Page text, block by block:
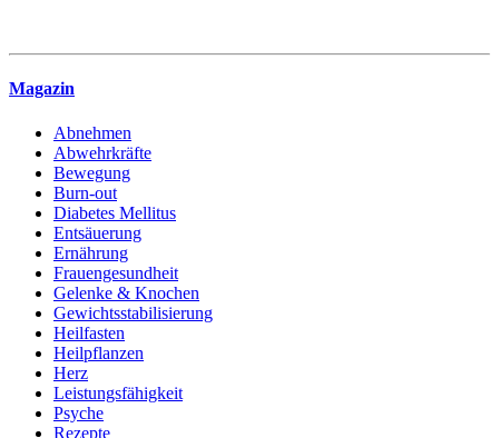
Magazin
Abnehmen
Abwehrkräfte
Bewegung
Burn-out
Diabetes Mellitus
Entsäuerung
Ernährung
Frauengesundheit
Gelenke & Knochen
Gewichtsstabilisierung
Heilfasten
Heilpflanzen
Herz
Leistungsfähigkeit
Psyche
Rezepte